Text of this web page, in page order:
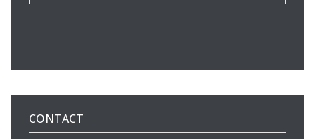
CONTACT